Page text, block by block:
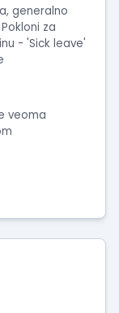
generalno
za
- 'Sick leave'
veoma